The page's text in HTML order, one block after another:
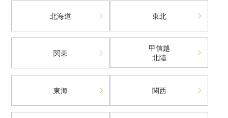
北海道 東北
関東
甲信越
北陸
東海 関西